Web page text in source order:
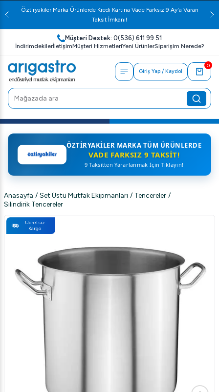
Öztiryakiler Marka Ürünlerde Kredi Kartına Vade Farksız 9 Ay'a Varan
Taksit İmkanı!
Müşteri Destek: 0(536) 611 99 51
İndirimdekilerİletişimMüşteri HizmetleriYeni ÜrünlerSiparişim Nerede?
Giriş Yap / Kaydol
0
ÖZTIRYAKILER MARKA TÜM ÜRÜNLERDE
VADE FARKSIZ 9 TAKSIT!
9 Taksitten Yararlanmak İçin Tıklayın!
Anasayfa / Set Üstü Mutfak Ekipmanları / Tencereler /
Silindirik Tencereler
Ücretsiz
Kargo